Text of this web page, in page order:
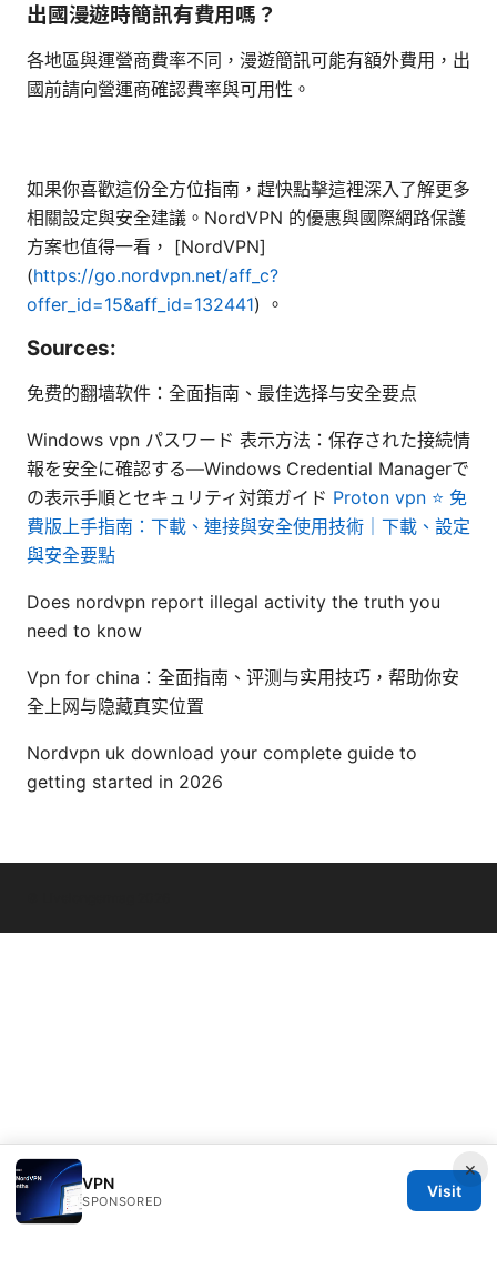
出國漫遊時簡訊有費用嗎？
各地區與運營商費率不同，漫遊簡訊可能有額外費用，出
國前請向營運商確認費率與可用性。
如果你喜歡這份全方位指南，趕快點擊這裡深入了解更多
相關設定與安全建議。NordVPN 的優惠與國際網路保護
方案也值得一看， [NordVPN]
(https://go.nordvpn.net/aff_c?
offer_id=15&aff_id=132441) 。
Sources:
免费的翻墙软件：全面指南、最佳选择与安全要点
Windows vpn パスワード 表示方法：保存された接続情
報を安全に確認する—Windows Credential Managerで
の表示手順とセキュリティ対策ガイド Proton vpn ⭐ 免
費版上手指南：下載、連接與安全使用技術｜下載、設定
與安全要點
Does nordvpn report illegal activity the truth you
need to know
Vpn for china：全面指南、评测与实用技巧，帮助你安
全上网与隐藏真实位置
Nordvpn uk download your complete guide to
getting started in 2026
×
VPN
SPONSORED
Visit